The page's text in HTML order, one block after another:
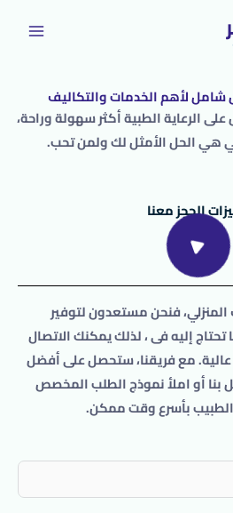
شامل لأهم الخدمات والتكاليف
الرعاية الطبية أكثر سهولة وراحة،
هي الحل الأمثل لك ولمن تحب.
الحجز معنا
، فنحن مستعدون لتوفير
إليه فى ، لذلك يمكنك الاتصال
مع فريقنا، ستحصل على أفضل
بنا أو املأ نموذج الطلب المخصص
الطبيب بأسرع وقت ممكن.